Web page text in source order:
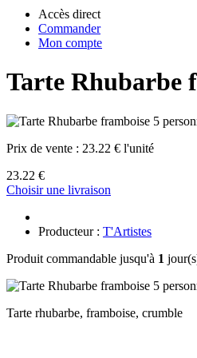
Accès direct
Commander
Mon compte
Tarte Rhubarbe
Prix de vente : 23.22 € l'unité
23.22 €
Choisir une livraison
Producteur : T'Artistes
Produit commandable jusqu'à 1
Tarte rhubarbe, framboise, crumble